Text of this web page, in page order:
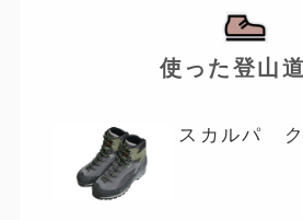
使った登山
スカルパ